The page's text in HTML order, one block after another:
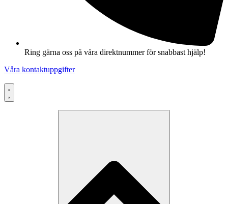
Ring gärna oss på våra direktnummer för snabbast hjälp!
Våra kontaktuppgifter